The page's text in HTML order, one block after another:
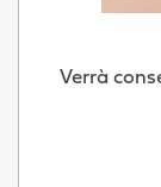
Verrà